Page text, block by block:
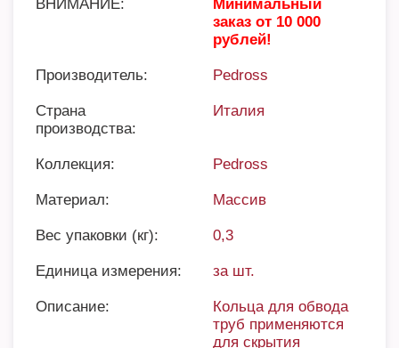
ВНИМАНИЕ:
Минимальный
заказ от 10 000
рублей!
Производитель: Pedross
Страна
производства:
Италия
Коллекция: Pedross
Материал: Массив
Вес упаковки (кг): 0,3
Единица измерения: за шт.
Описание:
Кольца для обвода
труб применяются
для скрытия